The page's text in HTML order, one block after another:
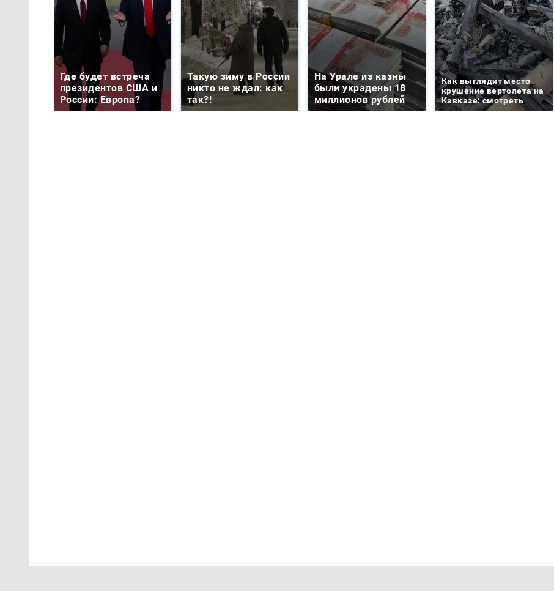
Где будет встреча
президентов США и
России: Европа?
Такую зиму в России
никто не ждал: как
так?!
На Урале из казны
были украдены 18
миллионов рублей
Как выглядит место
крушение вертолета на
Кавказе: смотреть